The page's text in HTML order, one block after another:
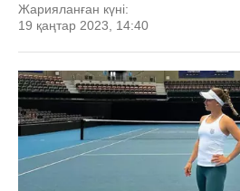
Жарияланған күні:
19 қаңтар 2023, 14:40